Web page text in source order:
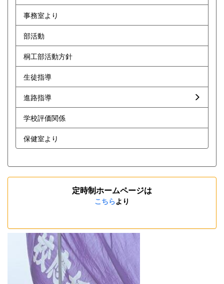
事務室より
部活動
桐工部活動方針
生徒指導
進路指導
学校評価関係
保健室より
定時制ホームページは
こちらより